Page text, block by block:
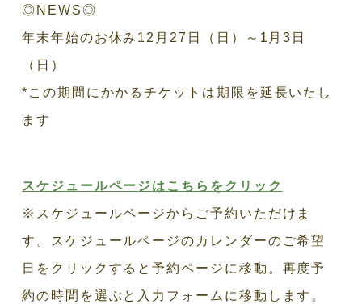
◎NEWS◎
年末年始のお休み12月27日（日）～1月3日
（日）
*この期間にかかるチケットは期限を延長いたし
ます
スケジュールページはこちらをクリック
※スケジュールページからご予約いただけま
す。スケジュールページのカレンダーのご希望
日をクリックすると予約ページに移動。再度予
約の時間を選ぶと入力フォームに移動します。